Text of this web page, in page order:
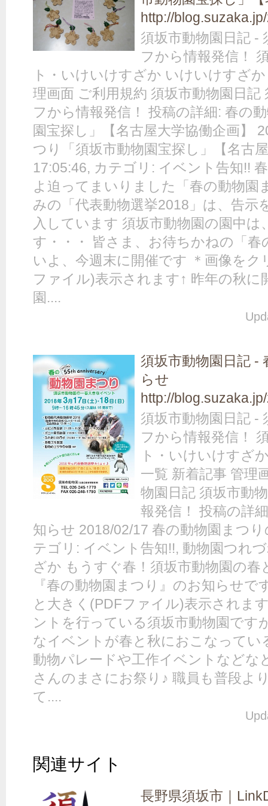
http://
須坂市動物園日記 -
フから情報発信！
ト・いけいけすざか いけいけすざ
理画面 ご利用規約 須坂市動物園日
フから情報発信！ 投稿の詳細: 春の
園宝探し」【名古屋大学協働企画】
つり「須坂市動物園宝探し」【名古
17:05:46, カテゴリ: イベント告知!!
よ迫ってまいりました「春の動物園
みの「代表動物選挙2018」は、告示
入しています 須坂市動物園の園中
す・・・ 皆さま、お待ちかねの「
いよ、今週末に開催です ＊画像を
ファイル)表示されます↑ 昨年の秋に
園....
須坂市動物園日記 -
らせ
http://
須坂市動物園日記 -
フから情報発信！
ト・いけいけすざ
一覧 新着記事 管理
物園日記 須坂市動
報発信！ 投稿の詳
知らせ 2018/02/17 春の動物園まつ
テゴリ: イベント告知!!, 動物園つれ
ざか もうすぐ春！須坂市動物園の
『春の動物園まつり』のお知らせ
と大きく(PDFファイル)表示されま
ントを行っている須坂市動物園です
なイベントが春と秋におこなってい
動物パレードや工作イベントなどな
さんのまさにお祭り♪ 職員も普段よ
て....
関連サイト
長野県須坂市｜